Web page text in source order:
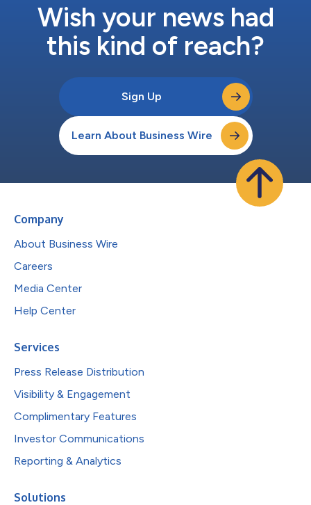
Wish your news had
this kind of reach?
Sign Up
Learn About Business Wire
Company
About Business Wire
Careers
Media Center
Help Center
Services
Press Release Distribution
Visibility & Engagement
Complimentary Features
Investor Communications
Reporting & Analytics
Solutions